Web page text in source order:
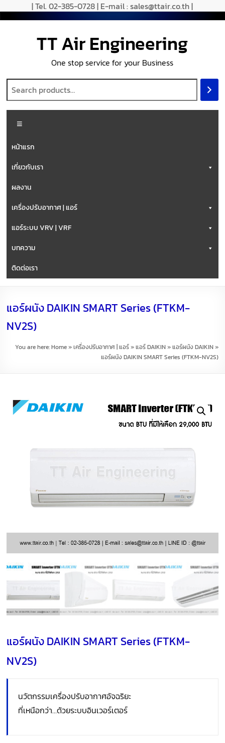
| Tel. 02-385-0728 | E-mail : sales@ttair.co.th |
TT Air Engineering
One stop service for your Business
หน้าแรก
เกี่ยวกับเรา
ผลงาน
เครื่องปรับอากาศ | แอร์
แอร์ระบบ VRV | VRF
บทความ
ติดต่อเรา
แอร์ผนัง DAIKIN SMART Series (FTKM-
NV2S)
You are here:Home»เครื่องปรับอากาศ | แอร์»แอร์ DAIKIN»แอร์ผนัง DAIKIN»
แอร์ผนัง DAIKIN SMART Series (FTKM-NV2S)
แอร์ผนัง DAIKIN SMART Series (FTKM-
NV2S)
นวัตกรรมเครื่องปรับอากาศอัจฉริยะ
ที่เหนือกว่า…ด้วยระบบอินเวอร์เตอร์